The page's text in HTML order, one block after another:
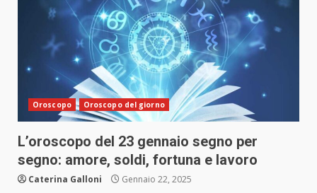
Oroscopo Oroscopo del giorno
L’oroscopo del 23 gennaio segno per
segno: amore, soldi, fortuna e lavoro
Caterina Galloni Gennaio 22, 2025